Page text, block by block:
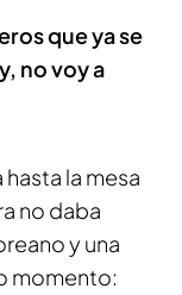
que ya se
no voy a
la mesa
no daba
y una
momento: